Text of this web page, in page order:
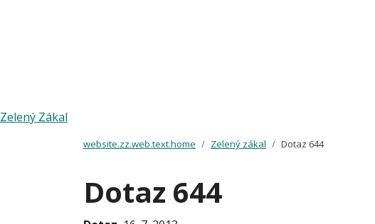
Zelený Zákal
website.zz.web.text.home Zelený zákal Dotaz 644
Dotaz 644